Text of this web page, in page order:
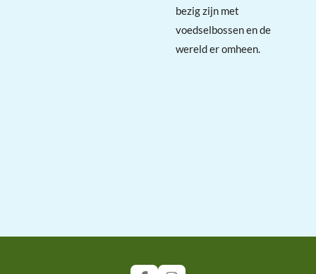
bezig zijn met
voedselbossen en de
wereld er omheen.